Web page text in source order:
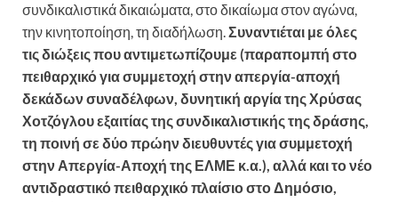
συνδικαλιστικά δικαιώματα, στο δικαίωμα στον αγώνα,
την κινητοποίηση, τη διαδήλωση.Συναντιέται με όλες
τις διώξεις που αντιμετωπίζουμε (παραπομπή στο
πειθαρχικό για συμμετοχή στην απεργία-αποχή
δεκάδων συναδέλφων, δυνητική αργία της Χρύσας
Χοτζόγλου εξαιτίας της συνδικαλιστικής της δράσης,
τη ποινή σε δύο πρώην διευθυντές για συμμετοχή
στην Απεργία-Αποχή της ΕΛΜΕ κ.α.), αλλά και το νέο
αντιδραστικό πειθαρχικό πλαίσιο στο Δημόσιο,